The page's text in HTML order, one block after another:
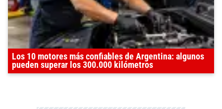
Los 10 motores más confiables de Argentina: algunos
pueden superar los 300.000 kilómetros